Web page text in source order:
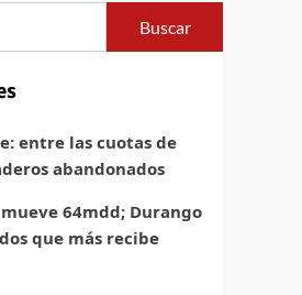
entre las cuotas de
abandonados
64mdd; Durango
que más recibe